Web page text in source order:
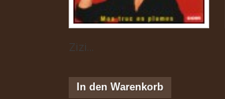
Zizi...
In den Warenkorb